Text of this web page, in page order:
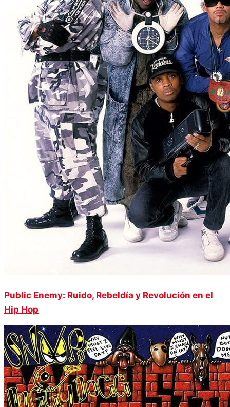
Public Enemy: Ruido, Rebeldía y Revolución en el
Hip Hop